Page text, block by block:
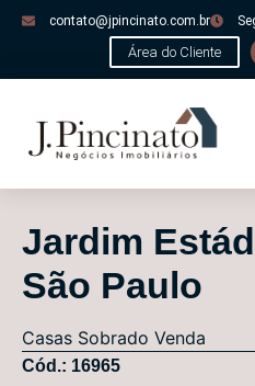
contato@jpincinato.com.br
Área do Cliente
Jardim
São Paulo
Casas Sobrado Venda
Cód.: 16965